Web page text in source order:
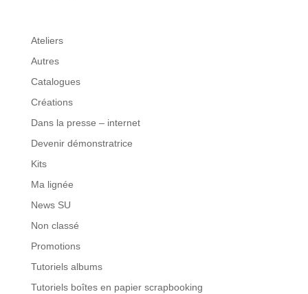
Ateliers
Autres
Catalogues
Créations
Dans la presse – internet
Devenir démonstratrice
Kits
Ma lignée
News SU
Non classé
Promotions
Tutoriels albums
Tutoriels boîtes en papier scrapbooking